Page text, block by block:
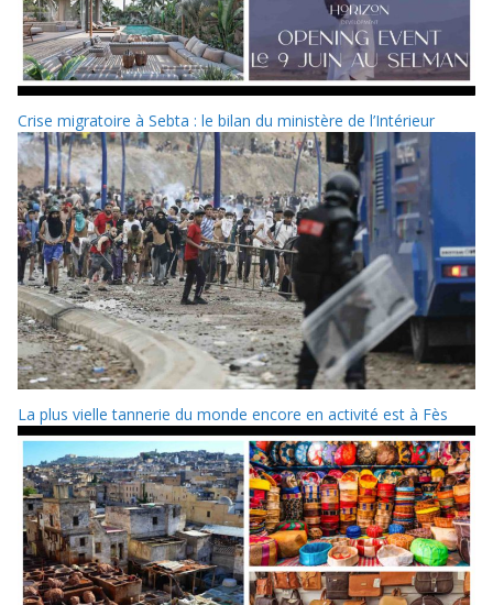
Crise migratoire à Sebta : le bilan du ministère de l’Intérieur
La plus vielle tannerie du monde encore en activité est à Fès